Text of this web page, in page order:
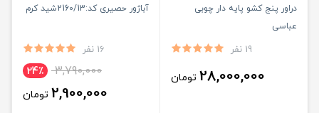
دراور پنج کشو پایه دار چوبی
عباسی
19 نفر
28,000,000 تومان
آباژور حصیری کد:2160/13شید کرم
16 نفر
3,790,000 24٪
2,900,000 تومان